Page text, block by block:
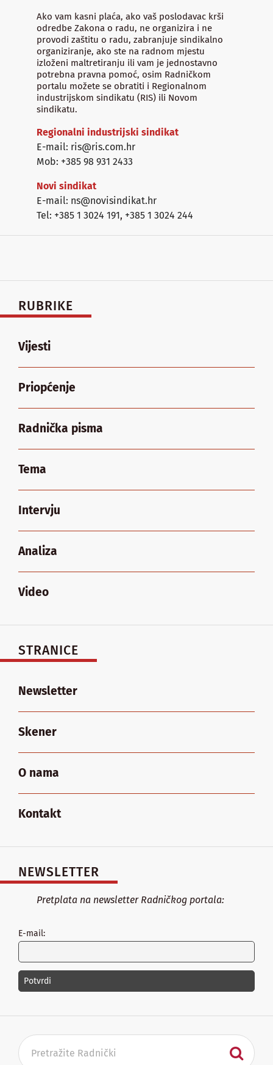
Ako vam kasni plaća, ako vaš poslodavac krši
odredbe Zakona o radu, ne organizira i ne
provodi zaštitu o radu, zabranjuje sindikalno
organiziranje, ako ste na radnom mjestu
izloženi maltretiranju ili vam je jednostavno
potrebna pravna pomoć, osim Radničkom
portalu možete se obratiti i Regionalnom
industrijskom sindikatu (RIS) ili Novom
sindikatu.
Regionalni industrijski sindikat
E-mail: ris@ris.com.hr
Mob: +385 98 931 2433
Novi sindikat
E-mail: ns@novisindikat.hr
Tel: +385 1 3024 191, +385 1 3024 244
RUBRIKE
Vijesti
Priopćenje
Radnička pisma
Tema
Intervju
Analiza
Video
STRANICE
Newsletter
Skener
O nama
Kontakt
NEWSLETTER
Pretplata na newsletter Radničkog portala:
E-mail: